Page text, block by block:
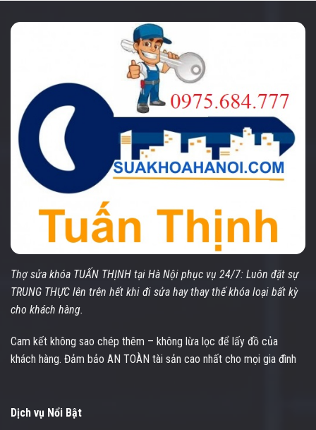
Thợ sửa khóa TUẤN THỊNH tại Hà Nội phục vụ 24/7: Luôn đặt sự
TRUNG THỰC lên trên hết khi đi sửa hay thay thế khóa loại bất kỳ
cho khách hàng.
Cam kết không sao chép thêm – không lừa lọc để lấy đồ của
khách hàng. Đảm bảo AN TOÀN tài sản cao nhất cho mọi gia đình
Dịch vụ Nổi Bật